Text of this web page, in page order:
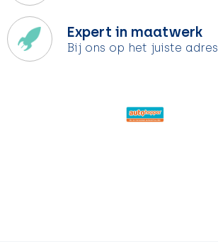
Expert in maatwerk
Bij ons op het juiste adres